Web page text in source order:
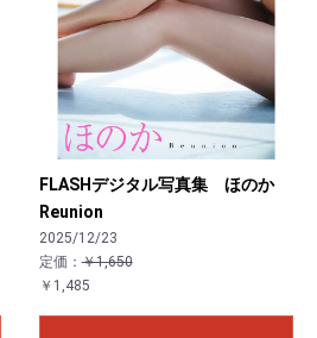
FLASHデジタル写真集 ほのか
Reunion
2025/12/23
定価：￥1,650
￥1,485